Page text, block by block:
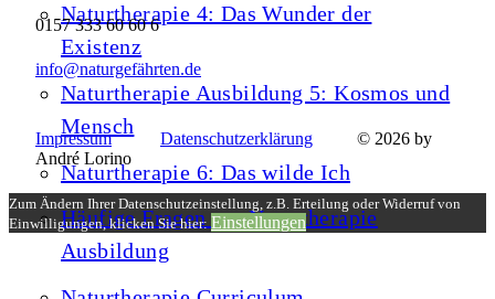
Naturtherapie 4: Das Wunder der
Existenz
Naturtherapie Ausbildung 5: Kosmos und
Mensch
Naturtherapie 6: Das wilde Ich
Häufige Fragen zur Naturtherapie
Ausbildung
0157 333 60 60 6
info@naturgefährten.de
Impressum Datenschutzerklärung © 2026 by
André Lorino
Zum Ändern Ihrer Datenschutzeinstellung, z.B. Erteilung oder Widerruf von
Einwilligungen, klicken Sie hier:Einstellungen